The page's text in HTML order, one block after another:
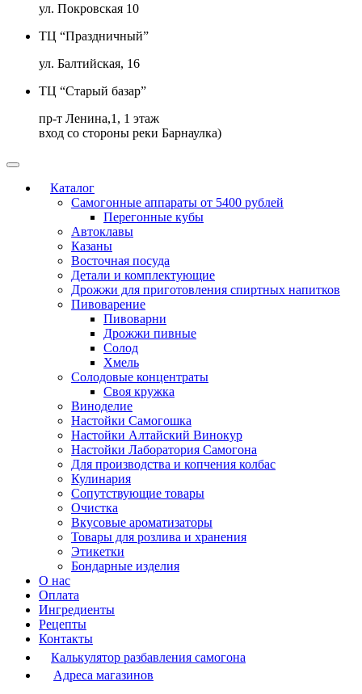
ул. Покровская 10
ТЦ “Праздничный”
ул. Балтийская, 16
ТЦ “Старый базар”
пр-т Ленина,1, 1 этаж
вход со стороны реки Барнаулка)
Каталог
Самогонные аппараты от 5400 рублей
Перегонные кубы
Автоклавы
Казаны
Восточная посуда
Детали и комплектующие
Дрожжи для приготовления спиртных напитков
Пивоварение
Пивоварни
Дрожжи пивные
Солод
Хмель
Солодовые концентраты
Своя кружка
Виноделие
Настойки Самогошка
Настойки Алтайский Винокур
Настойки Лаборатория Самогона
Для производства и копчения колбас
Кулинария
Сопутствующие товары
Очистка
Вкусовые ароматизаторы
Товары для розлива и хранения
Этикетки
Бондарные изделия
О нас
Оплата
Ингредиенты
Рецепты
Контакты
Калькулятор разбавления самогона
Адреса магазинов